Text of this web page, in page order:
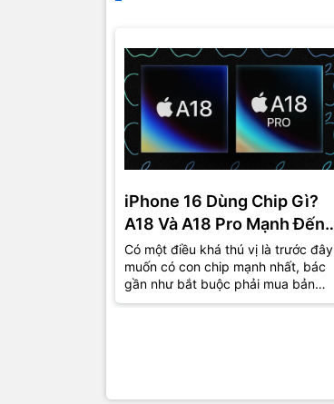
iPhone 16 Dùng Chip Gì?
A18 Và A18 Pro Mạnh Đến
Mức Nào Trong Năm 2026?
Có một điều khá thú vị là trước đây
muốn có con chip mạnh nhất, bác
gần như bắt buộc phải mua bản
Pro. Nhưng từ iPhone 16, Apple